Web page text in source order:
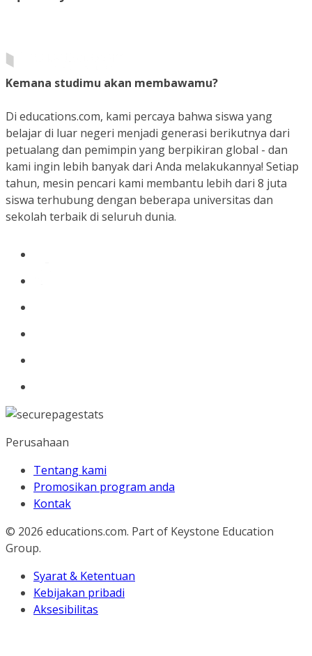
Kemana studimu akan membawamu?
Di educations.com, kami percaya bahwa siswa yang
belajar di luar negeri menjadi generasi berikutnya dari
petualang dan pemimpin yang berpikiran global - dan
kami ingin lebih banyak dari Anda melakukannya! Setiap
tahun, mesin pencari kami membantu lebih dari 8 juta
siswa terhubung dengan beberapa universitas dan
sekolah terbaik di seluruh dunia.
Perusahaan
Tentang kami
Promosikan program anda
Kontak
© 2026 educations.com. Part of Keystone Education
Group.
Syarat & Ketentuan
Kebijakan pribadi
Aksesibilitas